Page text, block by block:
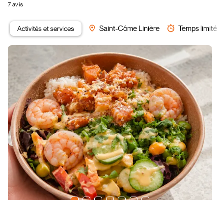
7 avis
Activités et services Saint-Côme Linière Temps limité